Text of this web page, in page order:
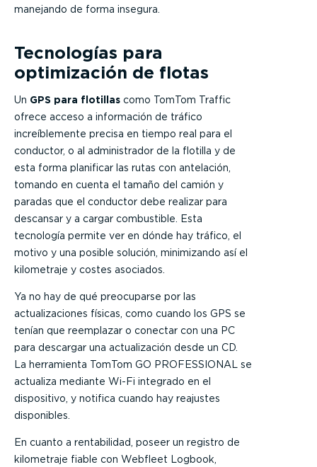
manejando de forma insegura.
Tecnologías para
optimización de flotas
Un GPS para flotillas como TomTom Traffic
ofrece acceso a información de tráfico
increíblemente precisa en tiempo real para el
conductor, o al administrador de la flotilla y de
esta forma planificar las rutas con antelación,
tomando en cuenta el tamaño del camión y
paradas que el conductor debe realizar para
descansar y a cargar combustible. Esta
tecnología permite ver en dónde hay tráfico, el
motivo y una posible solución, minimizando así el
kilometraje y costes asociados.
Ya no hay de qué preocuparse por las
actualizaciones físicas, como cuando los GPS se
tenían que reemplazar o conectar con una PC
para descargar una actualización desde un CD.
La herramienta TomTom GO PROFESSIONAL se
actualiza mediante Wi-Fi integrado en el
dispositivo, y notifica cuando hay reajustes
disponibles.
En cuanto a rentabilidad, poseer un registro de
kilometraje fiable con Webfleet Logbook,